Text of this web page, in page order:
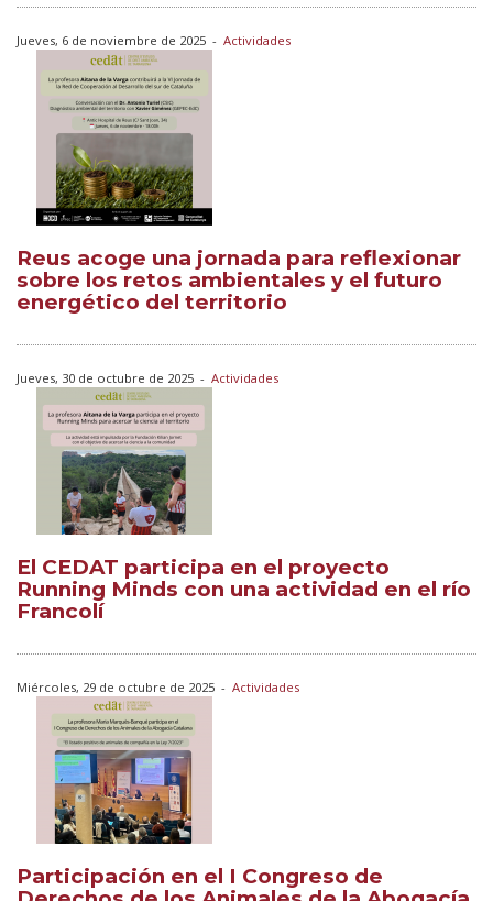
Jueves, 6 de noviembre de 2025 - Actividades
Reus acoge una jornada para reflexionar
sobre los retos ambientales y el futuro
energético del territorio
Jueves, 30 de octubre de 2025 - Actividades
El CEDAT participa en el proyecto
Running Minds con una actividad en el río
Francolí
Miércoles, 29 de octubre de 2025 - Actividades
Participación en el I Congreso de